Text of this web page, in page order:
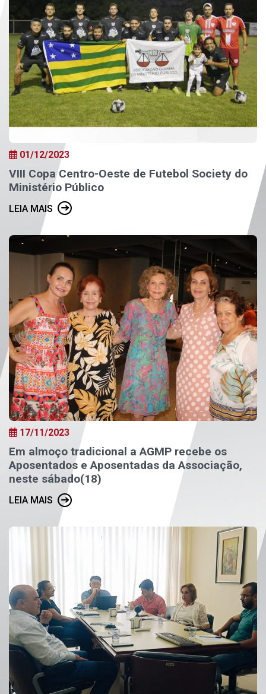
01/12/2023
VIII Copa Centro-Oeste de Futebol Society do
Ministério Público
LEIA MAIS
17/11/2023
Em almoço tradicional a AGMP recebe os
Aposentados e Aposentadas da Associação,
neste sábado(18)
LEIA MAIS